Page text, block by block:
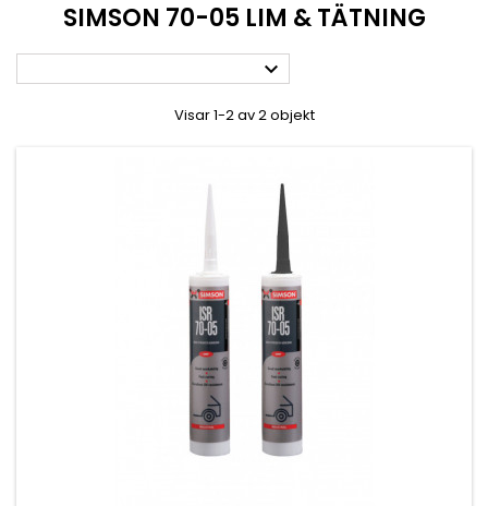
SIMSON 70-05 LIM & TÄTNING

Visar 1-2 av 2 objekt